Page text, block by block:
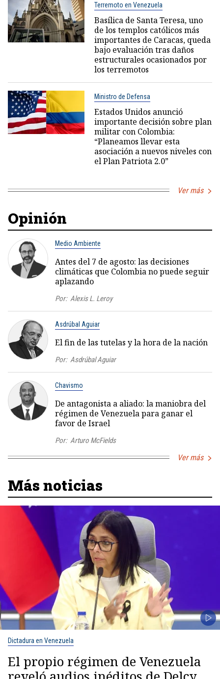
Terremoto en Venezuela
Basílica de Santa Teresa, uno
de los templos católicos más
importantes de Caracas, queda
bajo evaluación tras daños
estructurales ocasionados por
los terremotos
Ministro de Defensa
Estados Unidos anunció
importante decisión sobre plan
militar con Colombia:
“Planeamos llevar esta
asociación a nuevos niveles con
el Plan Patriota 2.0”
Ver más
Opinión
Medio Ambiente
Antes del 7 de agosto: las decisiones
climáticas que Colombia no puede seguir
aplazando
Por: Alexis L. Leroy
Asdrúbal Aguiar
El fin de las tutelas y la hora de la nación
Por: Asdrúbal Aguiar
Chavismo
De antagonista a aliado: la maniobra del
régimen de Venezuela para ganar el
favor de Israel
Por: Arturo McFields
Ver más
Más noticias
Dictadura en Venezuela
El propio régimen de Venezuela